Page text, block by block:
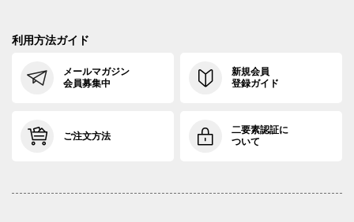
利用方法ガイド
メールマガジン
会員募集中
新規会員
登録ガイド
ご注文方法
二要素認証に
ついて